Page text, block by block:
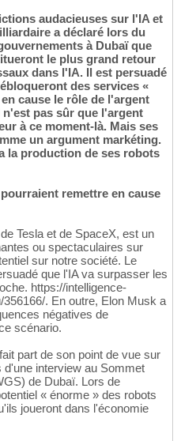
audacieuses sur l'IA et
a déclaré lors du
à Dubaï que
le plus grand retour
dans l'IA. Il est persuadé
des services «
cause le rôle de l'argent
pas sûr que l'argent
à ce moment-là. Mais ses
un argument markéting.
la production de ses robots
remettre en cause
Tesla et de SpaceX, est un
ou spectaculaires sur
sur notre société. Le
que l'IA va surpasser les
https://intelligence-
. En outre, Elon Musk a
négatives de
scénario.
part de son point de vue sur
d'une interview au Sommet
de Dubaï. Lors de
« énorme » des robots
joueront dans l'économie